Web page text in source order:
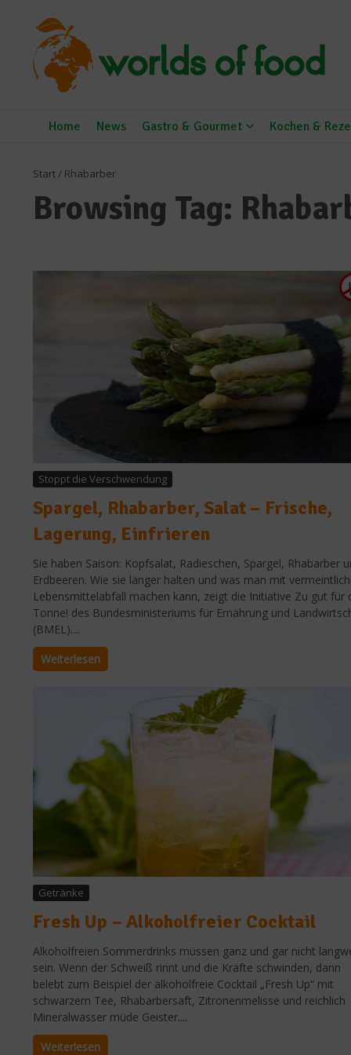
Home News Gastro & Gourmet Kochen &
Start/ Rhabarber
Browsing Tag:
Stoppt die Verschwendung
Spargel, Rhabarber, Salat – Frische,
Lagerung, Einfrieren
Sie haben Saison: Kopfsalat, Radieschen, Spargel, Rhabarber
Erdbeeren. Wie sie länger halten und was man mit
Lebensmittelabfall machen kann, zeigt die Initiative Zu gut für
Tonne! des Bundesministeriums für Ernährung und
(BMEL)....
Weiterlesen
Getränke
Fresh Up – Alkoholfreier Cocktail
Alkoholfreien Sommerdrinks müssen ganz und gar nicht
sein. Wenn der Schweiß rinnt und die Kräfte schwinden, dann
belebt zum Beispiel der alkoholfreie Cocktail „Fresh Up“ mit
schwarzem Tee, Rhabarbersaft, Zitronenmelisse und reichlich
Mineralwasser müde Geister....
Weiterlesen